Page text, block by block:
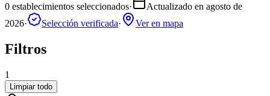
0 establecimientos seleccionados· Actualizado en agosto de
2026· Selección verificada· Ver en mapa
Filtros
1
Limpiar todo